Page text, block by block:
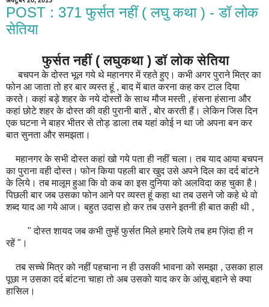
POST : 371 फुर्सत नहीं ( लघु कथा ) - डॉ लोक
सेतिया
फुर्सत नहीं ( लघुकथा ) डॉ लोक सेतिया
बचपन के दोस्त भूल गये थे महानगर में रहते हुए। कभी अगर पुराने मित्र का
फोन आ जाता तो हर बार व्यस्त हूं , बाद में बात करना कह कर टाल दिया
करते। कहां बड़े शहर के नये दोस्तों के साथ मौज मस्ती , हंसना हंसाना और
कहां छोटे शहर के दोस्त की वही पुरानी बातें , बोर करती हैं। लेकिन जिस दिन
एक घटना ने बाहर भीतर से तोड़ डाला तब यहां कोई न था जो अपना बन कर
बात सुनता और समझता।
महानगर के सभी दोस्त कहां खो गये पता ही नहीं चला। तब याद आया बचपन
का पुराना वही दोस्त। फोन किया पहली बार खुद उसे अपने दिल का दर्द बांटने
के लिये। तब मालूम हुआ कि वो कब का इस दुनिया को अलविदा कह चुका है।
पिछली बार जब उसका फोन आने पर व्यस्त हूं कहा था तब उसने जो कहे थे वो
शब्द याद आ गये आज। बहुत उदास हो कर तब उसने इतनी ही बात कही थी ,
" दोस्त शायद जब कभी तुम्हें फुर्सत मिले हमारे लिये तब हम ज़िंदा ही न
रहें "।
तब सच्चे मित्र को नहीं पहचाना न ही उसकी भावना को समझा , उसका हाल
पूछा न उसका दर्द बांटना चाहा तो अब उसको याद कर के आंसू बहाने से क्या
हासिल।